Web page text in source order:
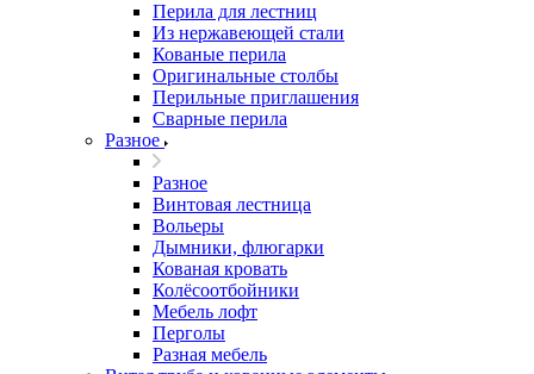
Перила для лестниц
Из нержавеющей стали
Кованые перила
Оригинальные столбы
Перильные приглашения
Сварные перила
Разное
Разное
Винтовая лестница
Вольеры
Дымники, флюгарки
Кованая кровать
Колёсоотбойники
Мебель лофт
Перголы
Разная мебель